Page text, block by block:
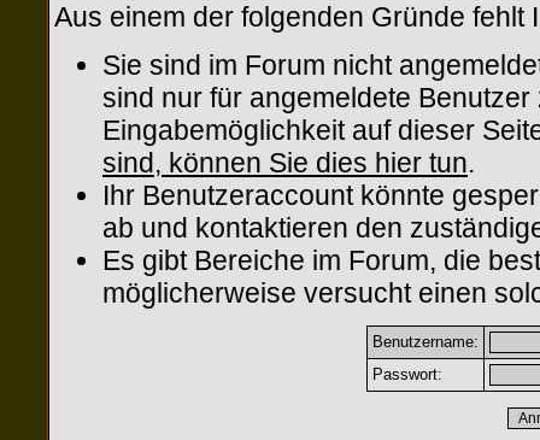
Aus einem der folgenden Gründe
Sie sind im Forum nicht
sind nur für angemeldete
Eingabemöglichkeit auf dieser
sind, können Sie dies hier tun.
Ihr Benutzeraccount könnte
ab und kontaktieren den
Es gibt Bereiche im Forum, die
möglicherweise versucht einen
Benutzername:
Passwort: